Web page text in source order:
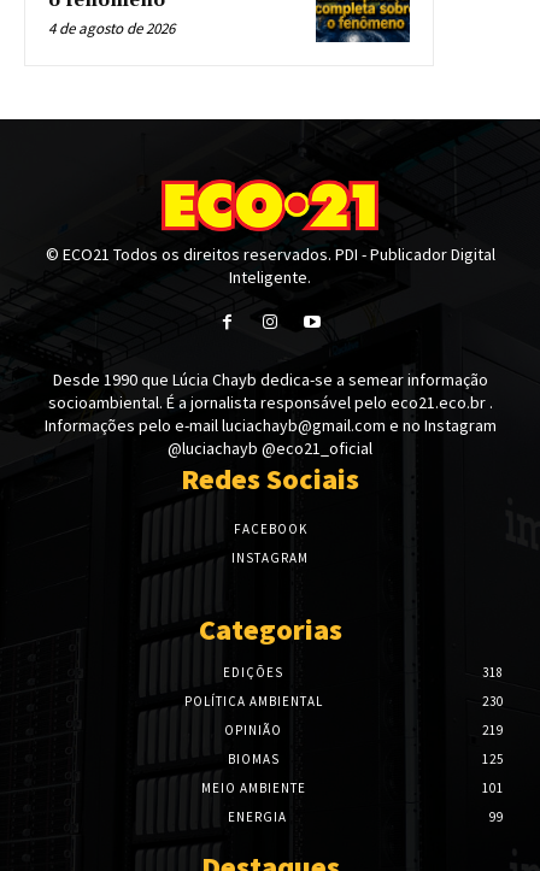
4 de agosto de 2026
© ECO21 Todos os direitos reservados. PDI - Publicador Digital
Inteligente.
Desde 1990 que Lúcia Chayb dedica-se a semear informação
socioambiental. É a jornalista responsável pelo eco21.eco.br .
Informações pelo e-mail luciachayb@gmail.com e no Instagram
@luciachayb @eco21_oficial
Redes Sociais
FACEBOOK
INSTAGRAM
Categorias
EDIÇÕES
318
POLÍTICA AMBIENTAL
230
OPINIÃO
219
BIOMAS
125
MEIO AMBIENTE
101
ENERGIA
99